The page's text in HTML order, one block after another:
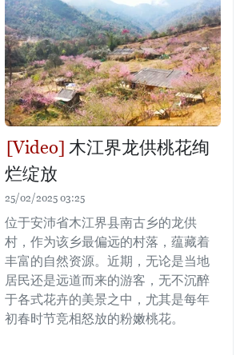
木江界龙供桃花绚
烂绽放
25/02/2025 03:25
位于安沛省木江界县南古乡的龙供
村，作为该乡最偏远的村落，蕴藏着
丰富的自然资源。近期，无论是当地
居民还是远道而来的游客，无不沉醉
于各式花卉的美景之中，尤其是每年
初春时节竞相怒放的粉嫩桃花。